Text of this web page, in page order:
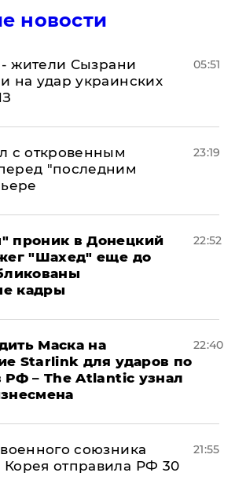
новости
жители Сызрани
на удар украинских
05:51
с откровенным
"последним
23:19
проник в Донецкий
"Шахед" еще до
кадры
22:52
Маска на
Starlink для ударов по
РФ – The Atlantic узнал
22:40
союзника
отправила РФ 30
21:55